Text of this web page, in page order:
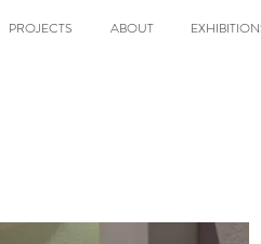
PROJECTS ABOUT